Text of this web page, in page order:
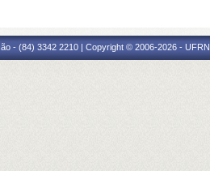
- (84) 3342 2210 | Copyright © 2006-2026 -